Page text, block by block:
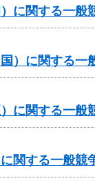
に関する一般
）に関する一
に関する一般
関する一般競